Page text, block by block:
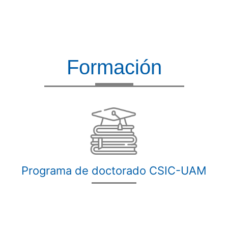
Formación
Programa de doctorado CSIC-UAM